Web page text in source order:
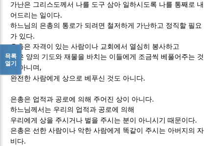
가난은 그리스도께서 나를 도구 삼아 일하시도록 나를 통째로 내
어드리는 일이다.
하느님의 은총의 통로가 되려면 철저하게 가난하고 정직할 필요
가 있다.
은총은 자격이 있는 사람이나 교회에서 열심히 봉사하고
많은 양의 기도와 재물을 바치는 이들에게 조금씩 베풀어주는 것
이 아니며 ,
완전한 사람에게 상으로 베푸신 것도 아니다.
은총은 업적과 공로에 의해 주어진 상이 아니다.
하느님께서는 우리의 업적과 공로에 의해
우리에게 상을 주시거나 벌을 주시는 분이 아니시기 때문이다.
은총은 선한 사람이나 악한 사람에게 똑같이 주시는 아버지의 자
비다.
목록
열기